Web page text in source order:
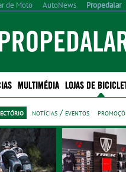
de Moto AutoNews Propedalar
MULTIMÉDIA LOJAS DE
notícias / eventos